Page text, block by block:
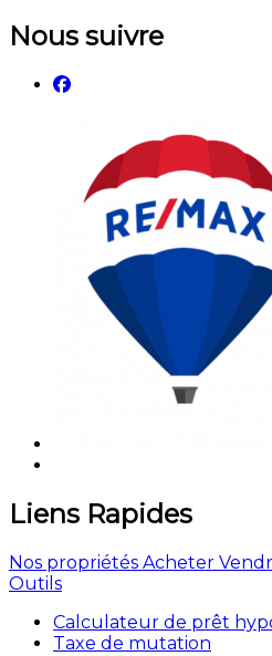
Nous suivre
Liens Rapides
Nos propriétés Acheter
Outils
Calculateur de prêt
Taxe de mutation